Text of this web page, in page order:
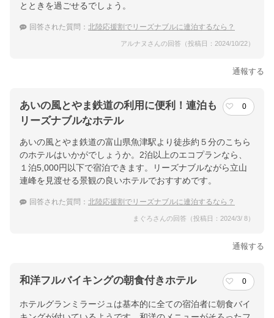
とときを過ごせるでしょう。
回答された質問： 北陸応援割でリーズナブルに連泊するなら？
アルナヌさんの回答（投稿日：2024/10/22）
通報する
あいの風とやま鉄道の利用に便利！連泊も
リーズナブルなホテル
0
あいの風とやま鉄道の富山県魚津駅より徒歩約５分のこちら
のホテルはいかがでしょうか。2泊以上のエコプランなら、
１泊5,000円以下で宿泊できます。リーズナブルながら立山
連峰を見渡せる景観の良いホテルでおすすめです。
回答された質問： 北陸応援割でリーズナブルに連泊するなら？
まぐろさんの回答（投稿日：2024/3/ 8）
通報する
和洋フルバイキングの朝食付きホテル 0
ホテルグランミラージュは基本的に全ての宿泊者に朝食バイ